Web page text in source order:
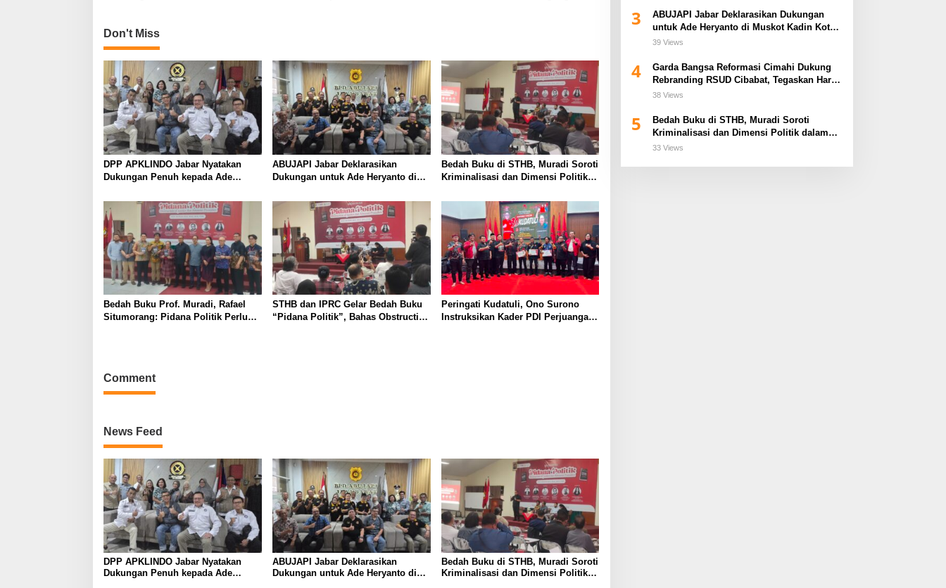
Don't Miss
DPP APKLINDO Jabar Nyatakan
Dukungan Penuh kepada Ade
Bandung
ABUJAPI Jabar Deklarasikan
Dukungan untuk Ade Heryanto di
Bedah Buku di STHB, Muradi Soroti
Kriminalisasi dan Dimensi Politik
Bedah Buku Prof. Muradi, Rafael
Situmorang: Pidana Politik Perlu
STHB dan IPRC Gelar Bedah Buku
“Pidana Politik”, Bahas Obstruction
Peringati Kudatuli, Ono Surono
Instruksikan Kader PDI Perjuangan
Comment
News Feed
DPP APKLINDO Jabar Nyatakan
Dukungan Penuh kepada Ade
ABUJAPI Jabar Deklarasikan
Dukungan untuk Ade Heryanto di
Bedah Buku di STHB, Muradi Soroti
Kriminalisasi dan Dimensi Politik
3
ABUJAPI Jabar Deklarasikan Dukungan
untuk Ade Heryanto di Muskot Kadin Kota
Bandung
39 Views
4
Garda Bangsa Reformasi Cimahi Dukung
Rebranding RSUD Cibabat, Tegaskan Harus
Diikuti Reformasi Pelayanan
38 Views
5
Bedah Buku di STHB, Muradi Soroti
Kriminalisasi dan Dimensi Politik dalam
Penegakan Hukum
33 Views